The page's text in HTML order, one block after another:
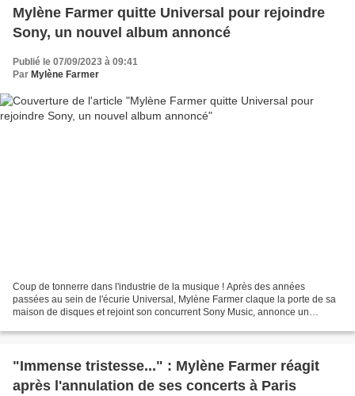
Mylène Farmer quitte Universal pour rejoindre
Sony, un nouvel album annoncé
Publié le 07/09/2023 à 09:41
Par Mylène Farmer
Coup de tonnerre dans l'industrie de la musique ! Après des années
passées au sein de l'écurie Universal, Mylène Farmer claque la porte de sa
maison de disques et rejoint son concurrent Sony Music, annonce un
"Immense tristesse..." : Mylène Farmer réagit
après l'annulation de ses concerts à Paris